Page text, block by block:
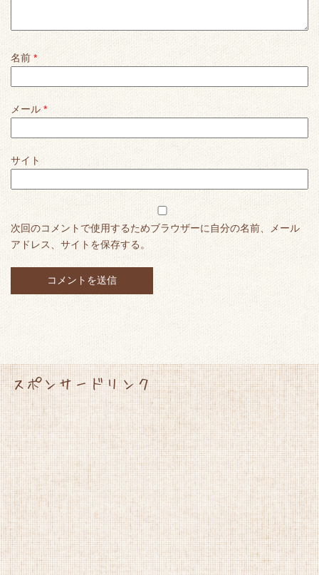
名前 *
メール *
サイト
次回のコメントで使用するためブラウザーに自分の名前、メール
アドレス、サイトを保存する。
スポンサードリンク